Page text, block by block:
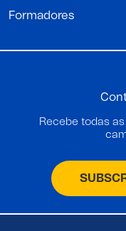
Formadores
Recebe todas